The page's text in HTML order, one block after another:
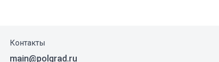
Контакты
main@polgrad.ru